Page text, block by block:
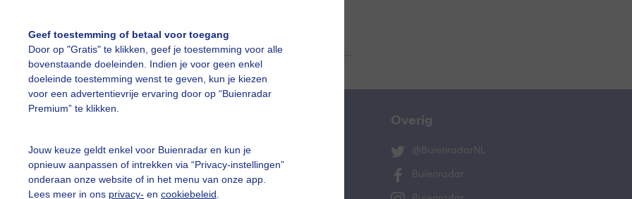
Geef toestemming of betaal voor toegang
Door op "Gratis" te klikken, geef je toestemming voor alle
bovenstaande doeleinden. Indien je voor geen enkel
doeleinde toestemming wenst te geven, kun je kiezen
voor een advertentievrije ervaring door op “Buienradar
Premium” te klikken.
Jouw keuze geldt enkel voor Buienradar en kun je
opnieuw aanpassen of intrekken via “Privacy-instellingen”
onderaan onze website of in het menu van onze app.
Lees meer in ons privacy- en cookiebeleid
Een moment geduld aub...
vragen
De Bilt
Overig
@BuienradarNL
Buienradar